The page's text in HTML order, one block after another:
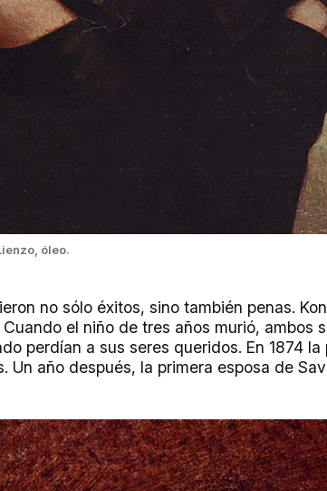
óleo.
no sólo éxitos, sino también penas. K
el niño de tres años murió, ambos
perdían a sus seres queridos. En 1874
. Un año después, la primera esposa de